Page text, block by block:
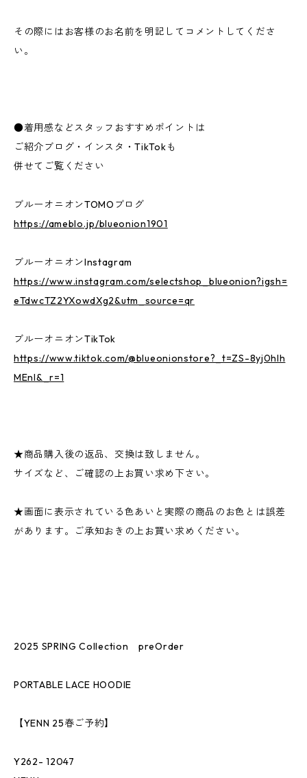
その際にはお客様のお名前を明記してコメントしてくださ
い。
●着用感などスタッフおすすめポイントは
ご紹介ブログ・インスタ・TikTokも
併せてご覧ください
ブルーオニオンTOMOブログ
https://ameblo.jp/blueonion1901
ブルーオニオンInstagram
https://www.instagram.com/selectshop_blueonion?igsh=
eTdwcTZ2YXowdXg2&utm_source=qr
ブルーオニオンTikTok
https://www.tiktok.com/@blueonionstore?_t=ZS-8yj0hlh
MEnI&_r=1
★商品購入後の返品、交換は致しません。
サイズなど、ご確認の上お買い求め下さい。
★画面に表示されている色あいと実際の商品のお色とは誤差
があります。ご承知おきの上お買い求めください。
2025 SPRING Collection preOrder
PORTABLE LACE HOODIE
【YENN 25春ご予約】
Y262- 12047